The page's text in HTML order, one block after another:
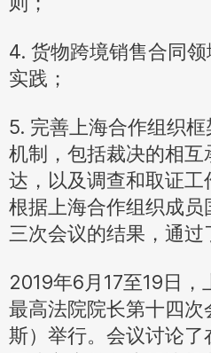
4. 货物跨境销售合同
实践；
5. 完善上海合作组织
机制，包括裁决的相
达，以及调查和取证工
根据上海合作组织成
三次会议的结果，通过
2019年6月17至19日，
最高法院院长第十四次
斯）举行。会议讨论